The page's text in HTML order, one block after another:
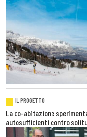
IL PROGETTO
La co-abitazione
autosufficienti contro